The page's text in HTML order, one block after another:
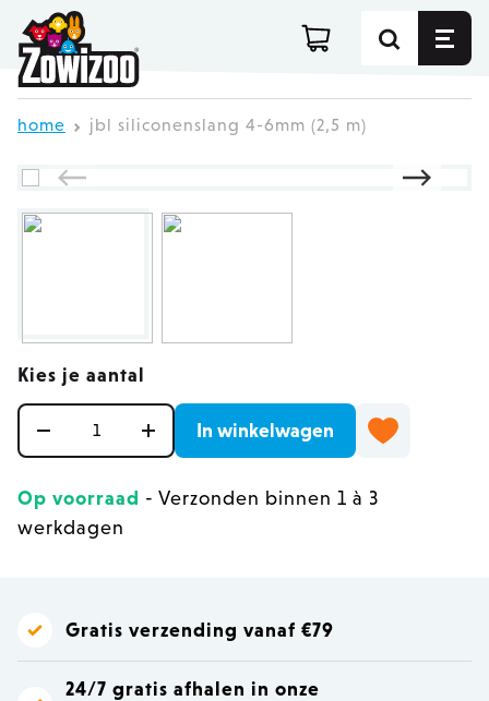
Ga direct door naar de inhoud
home jbl siliconenslang 4-6mm (2,5 m)
Kies je aantal
In winkelwagen
Op voorraad - Verzonden binnen 1 à 3
werkdagen
Gratis verzending vanaf €79
24/7 gratis afhalen in onze